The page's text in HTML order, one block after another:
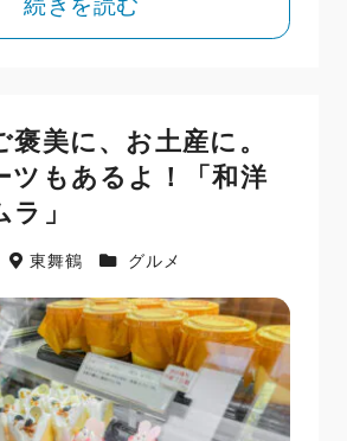
褒美に、お土産に。
ツもあるよ！「和洋
」
東舞鶴 グルメ